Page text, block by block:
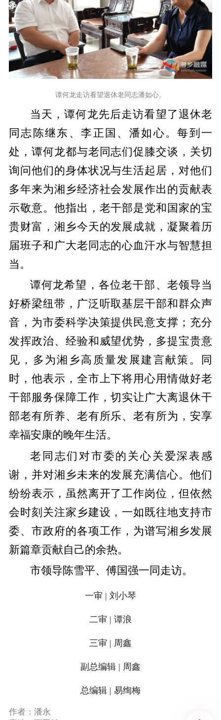
谭何龙走访看望退休老同志潘如心。
当天，谭何龙先后走访看望了退休老
同志陈继东、李正国、潘如心。每到一
处，谭何龙都与老同志们促膝交谈，关切
询问他们的身体状况与生活起居，对他们
多年来为湘乡经济社会发展作出的贡献表
示敬意。他指出，老干部是党和国家的宝
贵财富，湘乡今天的发展成就，凝聚着历
届班子和广大老同志的心血汗水与智慧担
当。
谭何龙希望，各位老干部、老领导当
好桥梁纽带，广泛听取基层干部和群众声
音，为市委科学决策提供民意支撑；充分
发挥政治、经验和威望优势，多提宝贵意
见，多为湘乡高质量发展建言献策。同
时，他表示，全市上下将用心用情做好老
干部服务保障工作，切实让广大离退休干
部老有所养、老有所乐、老有所为，安享
幸福安康的晚年生活。
老同志们对市委的关心关爱深表感
谢，并对湘乡未来的发展充满信心。他们
纷纷表示，虽然离开了工作岗位，但依然
会时刻关注家乡建设，一如既往地支持市
委、市政府的各项工作，为谱写湘乡发展
新篇章贡献自己的余热。
市领导陈雪平、傅国强一同走访。
一审 | 刘小琴
二审 | 谭浪
三审 | 周鑫
副总编辑 | 周鑫
总编辑 | 易绚梅
作者：潘永